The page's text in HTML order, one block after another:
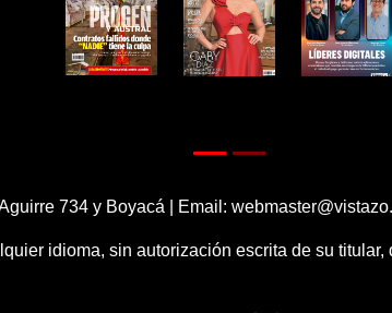
734 y Boyacá | Email:
idioma, sin autorización escrita de su